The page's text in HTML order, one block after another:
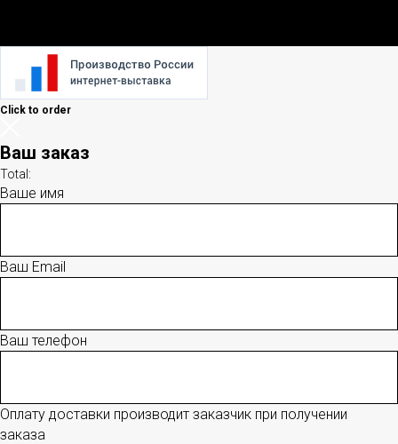
Click to order
Ваш заказ
Total:
Ваше имя
Ваш Email
Ваш телефон
Оплату доставки производит заказчик при получении
заказа